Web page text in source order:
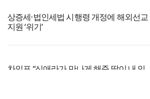
상증세·법인세법 시행령 개정에 해외선교
지원 ‘위기’
차인표 “신애라가 만나게 해준 딸이 내 인